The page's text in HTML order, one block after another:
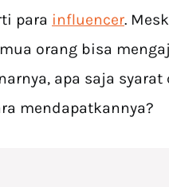
para influencer.
orang bisa
apa saja
mendapatkannya?